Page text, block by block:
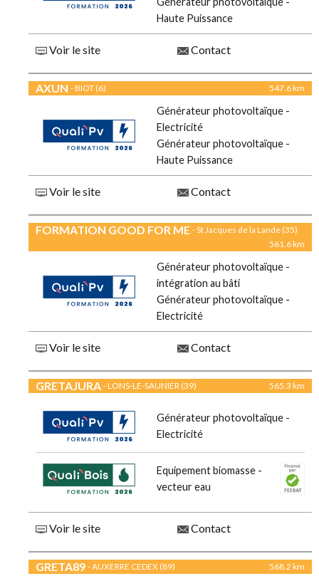
Haute Puissance
Voir le site Contact
AXUN - BIOT (6) 547.6 km
Générateur photovoltaïque -
Electricité
Générateur photovoltaïque -
Haute Puissance
Voir le site Contact
FORMATION GOOD FOR ME - St Jacques de la Lande (35)
561.6 km
Générateur photovoltaïque -
intégration au bâti
Générateur photovoltaïque -
Electricité
Voir le site Contact
GRETAJURA - LONS-LE-SAUNIER (39) 565.3 km
Générateur photovoltaïque -
Electricité
Equipement biomasse -
vecteur eau
Voir le site Contact
GRETA89 - AUXERRE CEDEX (89) 568.2 km